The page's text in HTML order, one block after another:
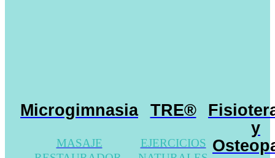
Microgimnasia
MASAJE
TRE®
EJERCICIOS
y